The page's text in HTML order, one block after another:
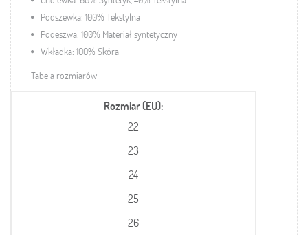
Podszewka: 100% Tekstylna
Podeszwa: 100% Materiał syntetyczny
Wkładka: 100% Skóra
Tabela rozmiarów
Rozmiar (EU)
22
23
24
25
26